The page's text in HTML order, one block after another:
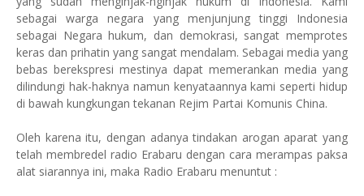
sebagai warga negara yang menjunjung tinggi Indonesia
sebagai Negara hukum, dan demokrasi, sangat memprotes
keras dan prihatin yang sangat mendalam. Sebagai media yang
bebas berekspresi mestinya dapat memerankan media yang
dilindungi hak-haknya namun kenyataannya kami seperti hidup
di bawah kungkungan tekanan Rejim Partai Komunis China.
Oleh karena itu, dengan adanya tindakan arogan aparat yang
telah membredel radio Erabaru dengan cara merampas paksa
alat siarannya ini, maka Radio Erabaru menuntut :